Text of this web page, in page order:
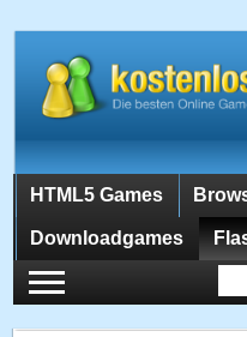
HTML5 Games
Downloadgames